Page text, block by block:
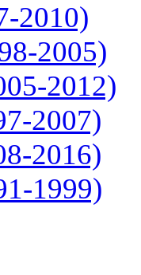
2010)
2005)
2012)
2007)
2016)
1999)